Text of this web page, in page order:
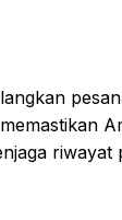
riwayat